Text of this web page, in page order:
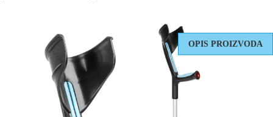
OPIS PROIZVODA